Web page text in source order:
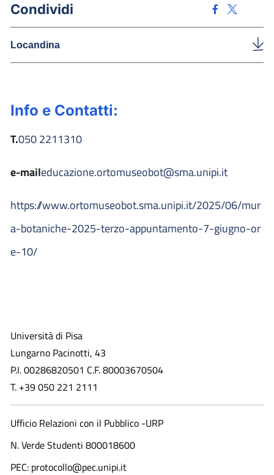
Condividi
Locandina
Info e Contatti:
T.050 2211310
e-maileducazione.ortomuseobot@sma.unipi.it
https://www.ortomuseobot.sma.unipi.it/2025/06/mur
a-botaniche-2025-terzo-appuntamento-7-giugno-or
e-10/
Università di Pisa
Lungarno Pacinotti, 43
P.I. 00286820501 C.F. 80003670504
T. +39 050 221 2111
Ufficio Relazioni con il Pubblico -URP
N. Verde Studenti 800018600​
PEC: protocollo@pec.unipi.it